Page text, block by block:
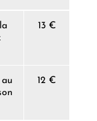
13 €
12 €